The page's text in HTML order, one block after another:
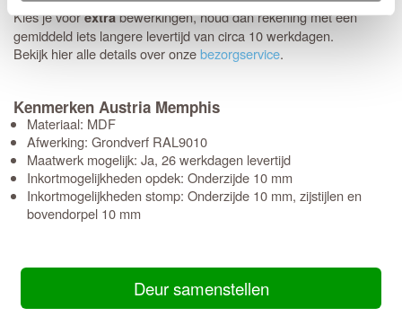
Kies je voorextrabewerkingen, houd dan rekening met een
gemiddeld iets langere levertijd van circa 10 werkdagen.
Bekijk hier alle details over onzebezorgservice.
Kenmerken Austria Memphis
Materiaal: MDF
Afwerking: Grondverf RAL9010
Maatwerk mogelijk: Ja, 26 werkdagen levertijd
Inkortmogelijkheden opdek: Onderzijde 10 mm
Inkortmogelijkheden stomp: Onderzijde 10 mm, zijstijlen en
bovendorpel 10 mm
Deur samenstellen